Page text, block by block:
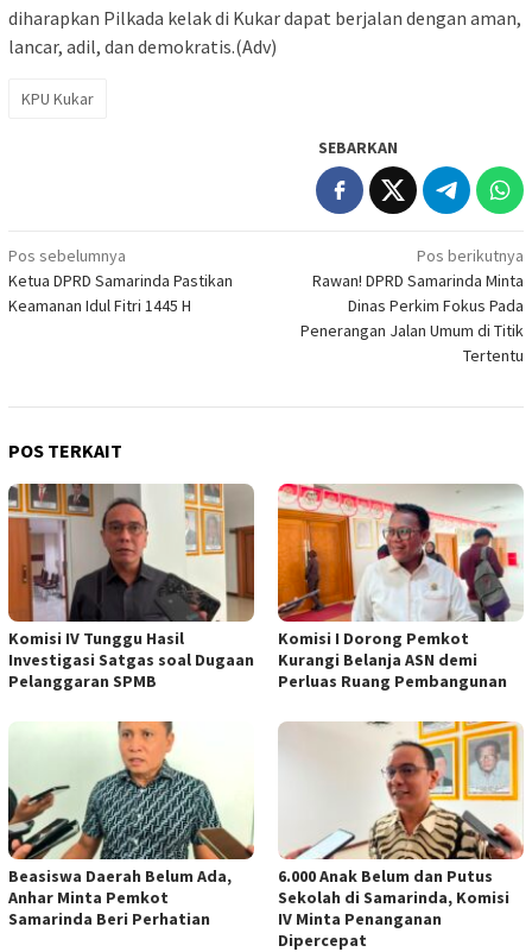
diharapkan Pilkada kelak di Kukar dapat berjalan dengan aman,
lancar, adil, dan demokratis.(Adv)
KPU Kukar
SEBARKAN
Navigasi
pos
Pos sebelumnya
Ketua DPRD Samarinda Pastikan
Keamanan Idul Fitri 1445 H
Pos berikutnya
Rawan! DPRD Samarinda Minta
Dinas Perkim Fokus Pada
Penerangan Jalan Umum di Titik
Tertentu
POS TERKAIT
Komisi IV Tunggu Hasil
Investigasi Satgas soal Dugaan
Pelanggaran SPMB
Komisi I Dorong Pemkot
Kurangi Belanja ASN demi
Perluas Ruang Pembangunan
Beasiswa Daerah Belum Ada,
Anhar Minta Pemkot
Samarinda Beri Perhatian
6.000 Anak Belum dan Putus
Sekolah di Samarinda, Komisi
IV Minta Penanganan
Dipercepat